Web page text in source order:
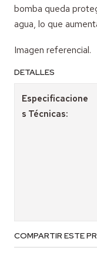
bomba queda
agua, lo que
Imagen referencial.
DETALLES
Especificacione
s Técnicas:
COMPARTIR ESTE